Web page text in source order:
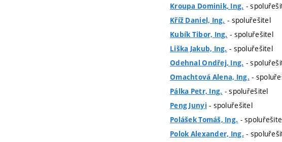
Kroupa Dominik, Ing. -
Kříž Daniel, Ing. - spoluřešitel
Kubík Tibor, Ing. - spoluřešitel
Liška Jakub, Ing. - spoluřešitel
Odehnal Ondřej, Ing. -
Omachtová Alena, Ing. -
Pálka Petr, Ing. - spoluřešitel
Peng Junyi - spoluřešitel
Polášek Tomáš, Ing. -
Polok Alexander, Ing. -